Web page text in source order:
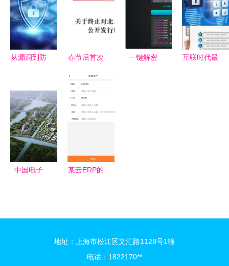
屏幕会生成
屏保
件站提供安
卓最新版
v5.1.0及信
息安全保障
从漏洞到防
件开发的核
心与挑战
春节后首次
胶成功过
会，网络与
章
一键解密
互联时代最
中国电子
某云ERP的
量
地址：上海市松江区文汇路1128号1幢
电话：1822170**